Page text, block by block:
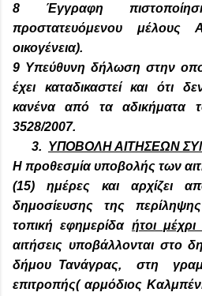
8 Έγγραφη
προστατευόμενου
οικογένεια).
9 Υπεύθυνη δήλωση στην
έχει καταδικαστεί και ότι
κανένα από τα αδικήματα
3528/2007.
3. ΥΠΟΒΟΛΗ ΑΙΤΗΣΕΩΝ
Η προθεσμία υποβολής των
(15) ημέρες και αρχίζει
δημοσίευσης της
τοπική εφημερίδα ήτοι
αιτήσεις υποβάλλονται στο
δήμου Τανάγρας, στη
επιτροπής( αρμόδιος